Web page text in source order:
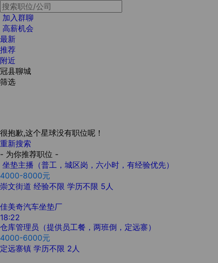
加入群聊
高薪机会
最新
推荐
附近
冠县聊城
筛选
很抱歉,这个星球没有职位呢！
重新搜索
- 为你推荐职位 -
坐垫主播（普工，城区岗，六小时，有经验优先）
4000-8000元
崇文街道 经验不限 学历不限 5人
佳美奇汽车坐垫厂
18:22
仓库管理员（提供员工餐，两班倒，定远寨）
4000-6000元
定远寨镇 学历不限 2人